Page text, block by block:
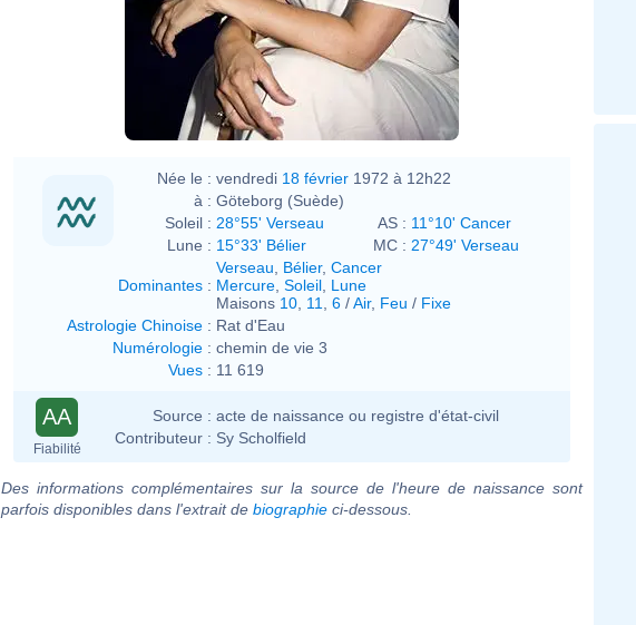
Née le : vendredi 18 février 1972 à 12h22
à : Göteborg (Suède)
Soleil : 28°55' Verseau AS : 11°10' Cancer
Lune : 15°33' Bélier MC : 27°49' Verseau
Dominantes :
Verseau Bélier, Cancer
Mercure Soleil Lune
Maisons 10 11 6 /Air, Feu / Fixe
Astrologie Chinoise : Rat d'Eau
Numérologie : chemin de vie 3
Vues : 11 619
AA
Fiabilité
Source : acte de naissance ou registre d'état-civil
Contributeur : Sy Scholfield
Des informations complémentaires sur la source de l'heure de naissance sont
parfois disponibles dans l'extrait de biographie ci-dessous.